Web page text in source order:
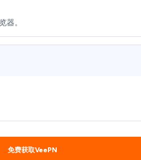
器。
免费获取VeePN